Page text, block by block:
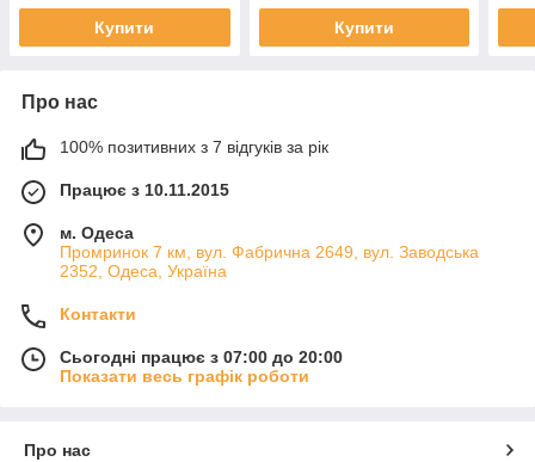
Купити Купити
Про нас
100% позитивних з 7 відгуків за рік
Працює з 10.11.2015
м. Одеса
Промринок 7 км, вул. Фабрична 2649, вул. Заводська
2352, Одеса, Україна
Контакти
Сьогодні працює з 07:00 до 20:00
Показати весь графік роботи
Про нас